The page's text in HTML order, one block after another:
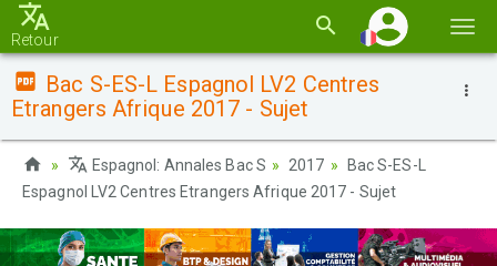
la
Retour
Bac S-ES-L Espagnol LV2 Centres
Etrangers Afrique 2017 - Sujet
Espagnol: Annales Bac S 2017
Bac S-ES-L
Espagnol LV2 Centres Etrangers Afrique 2017 - Sujet